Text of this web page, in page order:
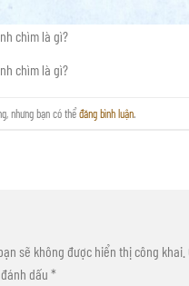
chìm là gì?
chìm là gì?
nhưng bạn có thểđăng bình luận.
sẽ không được hiển thị công khai.
dấu *